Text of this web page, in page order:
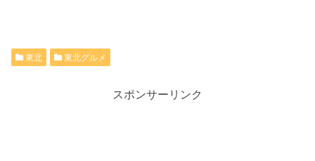
東北 東北グルメ
スポンサーリンク